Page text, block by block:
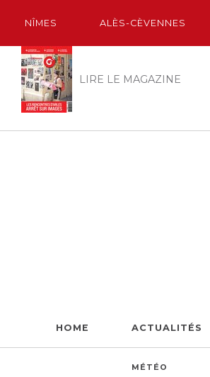
NÎMES ALÈS-CÈVENNES
LIRE LE MAGAZINE
HOME ACTUALITÉS
MÉTÉO